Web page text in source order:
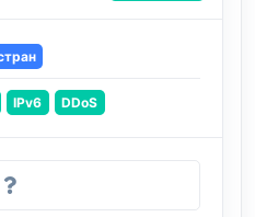
IPv6 DDoS